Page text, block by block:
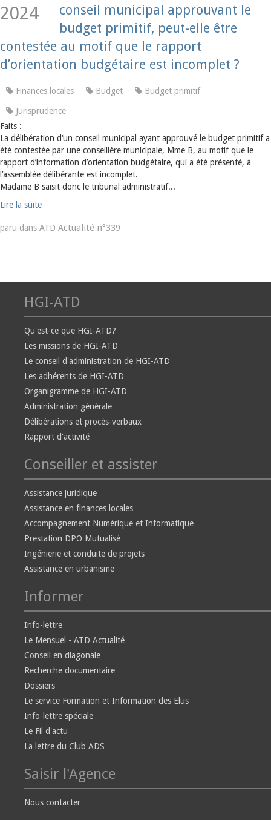
2024
conseil municipal approuvant le
budget primitif, peut-elle être
contestée au motif que le rapport
d’orientation budgétaire est incomplet ?
Finances locales Budget Budget primitif
Jurisprudence
Faits :
La délibération d‘un conseil municipal ayant approuvé le budget primitif a
été contestée par une conseillère municipale, Mme B, au motif que le
rapport d’information d’orientation budgétaire, qui a été présenté, à
l’assemblée délibérante est incomplet.
Madame B saisit donc le tribunal administratif...
Lire la suite
paru dans ATD Actualité n°339
HGI-ATD
Qu'est-ce que HGI-ATD?
Les missions de HGI-ATD
Le conseil d'administration de HGI-ATD
Les adhérents de HGI-ATD
Organigramme de HGI-ATD
Administration générale
Délibérations et procès-verbaux
Rapport d'activité
Conseiller et assister
Assistance juridique
Assistance en finances locales
Accompagnement Numérique et Informatique
Prestation DPO Mutualisé
Ingénierie et conduite de projets
Assistance en urbanisme
Informer
Info-lettre
Le Mensuel - ATD Actualité
Conseil en diagonale
Recherche documentaire
Dossiers
Le service Formation et Information des Elus
Info-lettre spéciale
Le Fil d'actu
La lettre du Club ADS
Saisir l'Agence
Nous contacter